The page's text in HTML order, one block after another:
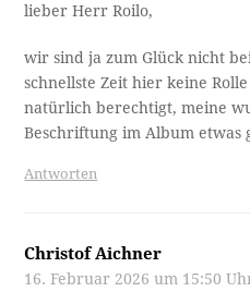
lieber Herr Roilo,
wir sind ja zum Glück nicht
schnellste Zeit hier keine
natürlich berechtigt, meine
Beschriftung im Album etwas
Antworten
Christof Aichner
16. Februar 2026 um 15:50